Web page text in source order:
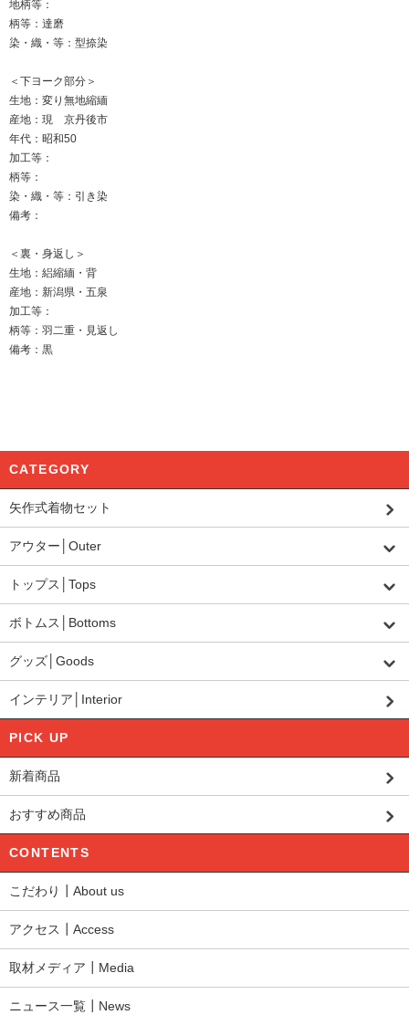
地柄等：
柄等：達磨
染・織・等：型捺染
＜下ヨーク部分＞
生地：変り無地縮緬
産地：現 京丹後市
年代：昭和50
加工等：
柄等：
染・織・等：引き染
備考：
＜裏・身返し＞
生地：絽縮緬・背
産地：新潟県・五泉
加工等：
柄等：羽二重・見返し
備考：黒
CATEGORY
矢作式着物セット
アウター│Outer
トップス│Tops
ボトムス│Bottoms
グッズ│Goods
インテリア│Interior
PICK UP
新着商品
おすすめ商品
CONTENTS
こだわり┃About us
アクセス┃Access
取材メディア┃Media
ニュース一覧┃News